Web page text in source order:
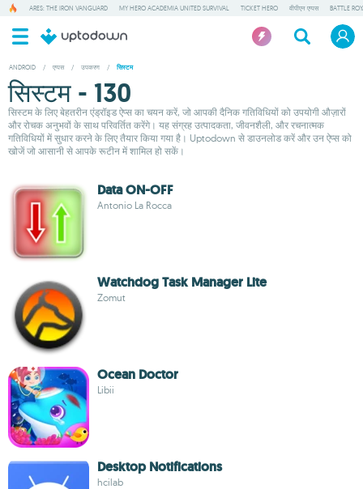
ARES: THE IRON VANGUARD MY HERO ACADEMIA UNITED SURVIVAL TICKET HERO वीपीएन एप्पस BATTLE
ANDROID / एप्पस / उपकरण / सिस्टम
सिस्टम - 130
सिस्टम के लिए बेहतरीन एंड्रॉइड ऐप्स का चयन करें, जो आपकी दैनिक गतिविधियों को उपयोगी औज़ारों
और रोचक अनुभवों के साथ परिवर्तित करेंगे। यह संग्रह उत्पादकता, जीवनशैली, और रचनात्मक
गतिविधियों में सुधार करने के लिए तैयार किया गया है। Uptodown से डाउनलोड करें और उन ऐप्स को
खोजें जो आसानी से आपके रूटीन में शामिल हो सकें।
Data ON-OFF
Antonio La Rocca
Watchdog Task Manager Lite
Zomut
Ocean Doctor
Libii
Desktop Notifications
hcilab